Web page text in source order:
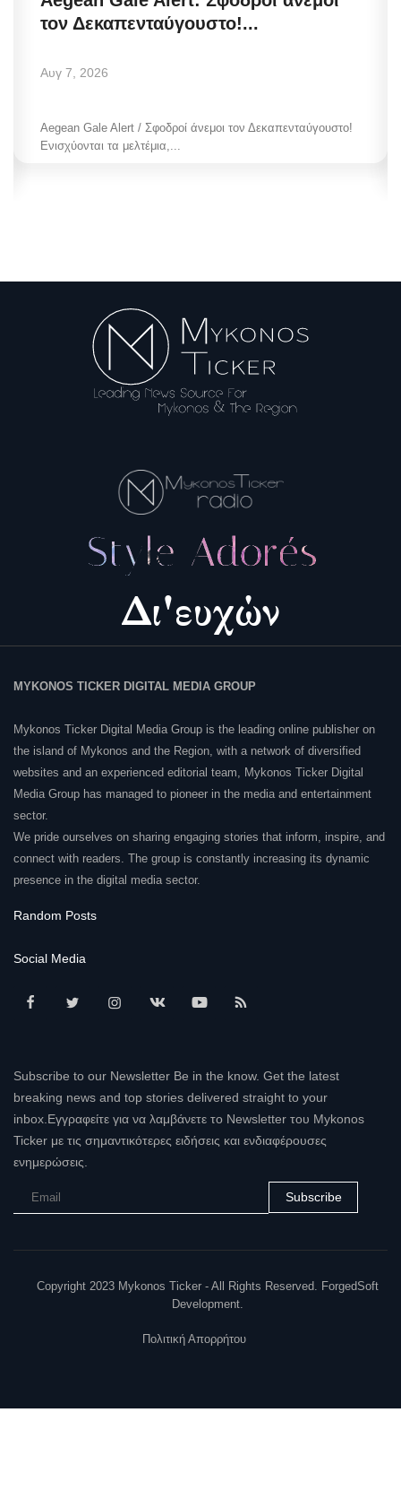
τον Δεκαπενταύγουστο!...
Αυγ 7, 2026
Aegean Gale Alert / Σφοδροί άνεμοι τον Δεκαπενταύγουστο!
Ενισχύονται τα μελτέμια,...
MYKONOS TICKER DIGITAL MEDIA GROUP
Mykonos Ticker Digital Media Group is the leading online publisher on
the island of Mykonos and the Region, with a network of diversified
websites and an experienced editorial team, Mykonos Ticker Digital
Media Group has managed to pioneer in the media and entertainment
sector.
We pride ourselves on sharing engaging stories that inform, inspire, and
connect with readers. The group is constantly increasing its dynamic
presence in the digital media sector.
Random Posts
Social Media
Subscribe to our Newsletter Be in the know. Get the latest
breaking news and top stories delivered straight to your
inbox.Εγγραφείτε για να λαμβάνετε το Newsletter του Mykonos
Ticker με τις σημαντικότερες ειδήσεις και ενδιαφέρουσες
ενημερώσεις.
Subscribe
Copyright 2023 Mykonos Ticker - All Rights Reserved. ForgedSoft
Development.
Πολιτική Απορρήτου